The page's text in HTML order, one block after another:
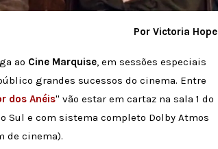
Por Victoria Hope
ao Cine Marquise, em sessões especiais
grandes sucessos do cinema. Entre
dos Anéis'' vão estar em cartaz na sala 1 do
Sul e com sistema completo Dolby Atmos
de cinema).